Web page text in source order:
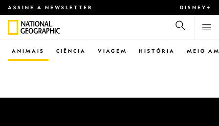
ASSINE A NEWSLETTER DISNEY+
CIÊNCIA VIAGEM
ANIMAIS HISTÓRIA MEIO